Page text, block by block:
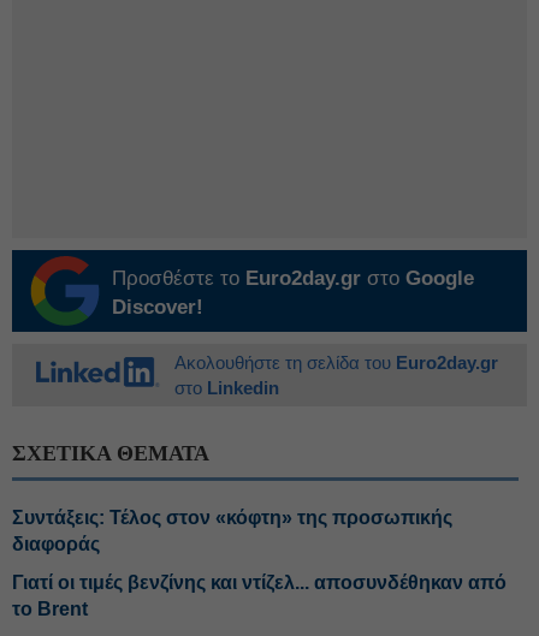
Προσθέστε το Euro2day.gr στο Google
Discover!
Ακολουθήστε τη σελίδα του Euro2day.gr
στο Linkedin
ΣΧΕΤΙΚΑ ΘΕΜΑΤΑ
Συντάξεις: Τέλος στον «κόφτη» της προσωπικής
διαφοράς
Γιατί οι τιμές βενζίνης και ντίζελ... αποσυνδέθηκαν από
το Brent